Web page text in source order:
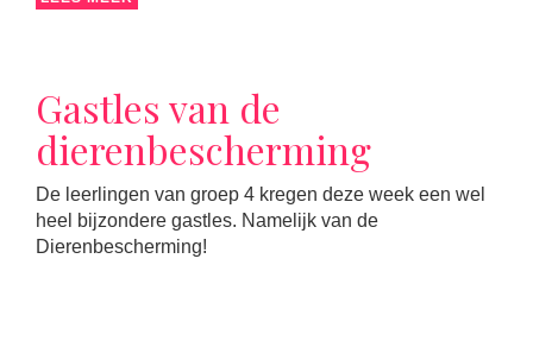
Gastles van de
dierenbescherming
De leerlingen van groep 4 kregen deze week een wel
heel bijzondere gastles. Namelijk van de
Dierenbescherming!